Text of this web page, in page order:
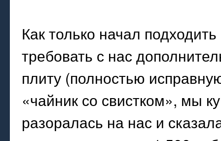
Как только начал
требовать с нас
плиту (полностью
«чайник со свистком», мы
разоралась на нас и